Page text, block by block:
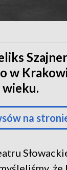
w
wieku.
na